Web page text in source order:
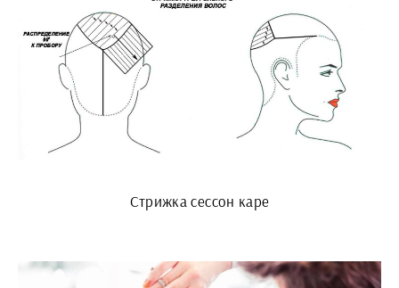
Стрижка сессон каре